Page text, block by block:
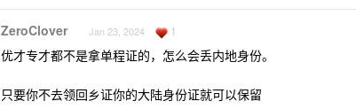
ZeroClover Jan 23, 2024 1
优才专才都不是拿单程证的，怎么会丢内地身份。
只要你不去领回乡证你的大陆身份证就可以保留